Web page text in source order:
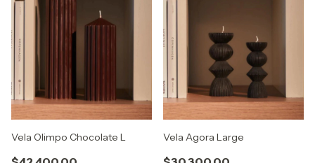
Vela Olimpo Chocolate L Vela Agora Large